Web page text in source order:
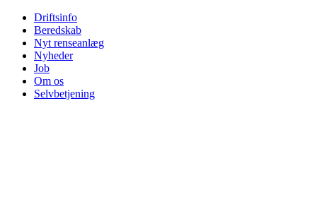
Driftsinfo
Beredskab
Nyt renseanlæg
Nyheder
Job
Om os
Selvbetjening